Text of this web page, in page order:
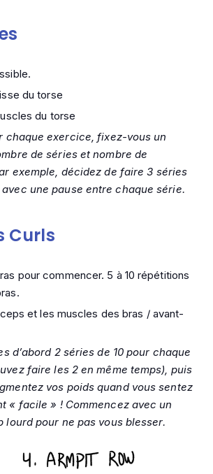
du torse
du torse
chaque exercice, fixez-vous un
de séries et nombre de
exemple, décidez de faire 3 séries
une pause entre chaque série.
Curls
pour commencer. 5 à 10 répétitions
et les muscles des bras / avant-
d’abord 2 séries de 10 pour chaque
faire les 2 en même temps), puis
vos poids quand vous sentez
« facile » ! Commencez avec un
lourd pour ne pas vous blesser.